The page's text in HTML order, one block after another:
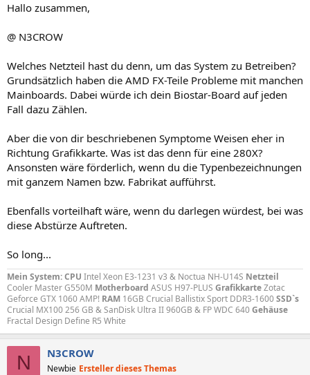
Hallo zusammen,
@ N3CROW
Welches Netzteil hast du denn, um das System zu Betreiben?
Grundsätzlich haben die AMD FX-Teile Probleme mit manchen
Mainboards. Dabei würde ich dein Biostar-Board auf jeden
Fall dazu Zählen.
Aber die von dir beschriebenen Symptome Weisen eher in
Richtung Grafikkarte. Was ist das denn für eine 280X?
Ansonsten wäre förderlich, wenn du die Typenbezeichnungen
mit ganzem Namen bzw. Fabrikat aufführst.
Ebenfalls vorteilhaft wäre, wenn du darlegen würdest, bei was
diese Abstürze Auftreten.
So long...
Mein System:CPU Intel Xeon E3-1231 v3 & Noctua NH-U14S Netzteil
Cooler Master G550M Motherboard ASUS H97-PLUS GrafikkarteZotac
Geforce GTX 1060 AMP! RAM 16GB Crucial Ballistix Sport DDR3-1600SSD`s
Crucial MX100 256 GB & SanDisk Ultra II 960GB & FP WDC 640Gehäuse
Fractal Design Define R5 White
N N3CROW
Newbie Ersteller dieses Themas